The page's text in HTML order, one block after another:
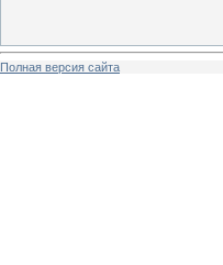
Полная версия сайта